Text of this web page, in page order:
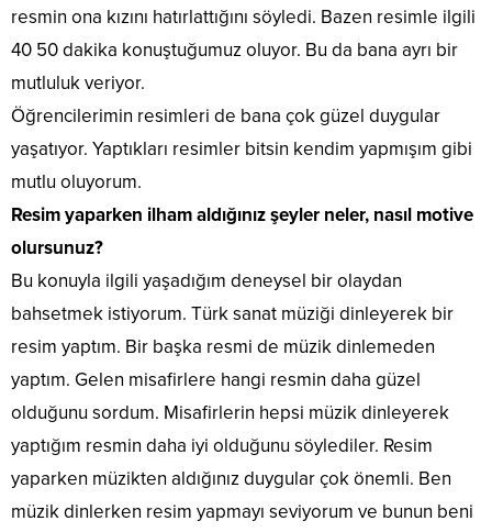
resmin ona kızını hatırlattığını söyledi. Bazen resimle ilgili
40 50 dakika konuştuğumuz oluyor. Bu da bana ayrı bir
mutluluk veriyor.
Öğrencilerimin resimleri de bana çok güzel duygular
yaşatıyor. Yaptıkları resimler bitsin kendim yapmışım gibi
mutlu oluyorum.
Resim yaparken ilham aldığınız şeyler neler, nasıl motive
olursunuz?
Bu konuyla ilgili yaşadığım deneysel bir olaydan
bahsetmek istiyorum. Türk sanat müziği dinleyerek bir
resim yaptım. Bir başka resmi de müzik dinlemeden
yaptım. Gelen misafirlere hangi resmin daha güzel
olduğunu sordum. Misafirlerin hepsi müzik dinleyerek
yaptığım resmin daha iyi olduğunu söylediler. Resim
yaparken müzikten aldığınız duygular çok önemli. Ben
müzik dinlerken resim yapmayı seviyorum ve bunun beni